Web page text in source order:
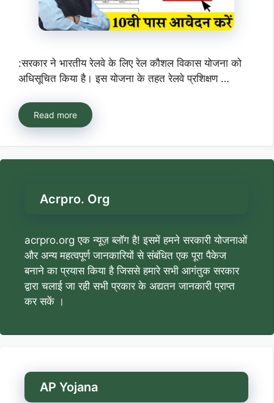
:सरकार ने भारतीय रेलवे के लिए रेल कौशल विकास योजना को
अधिसूचित किया है। इस योजना के तहत रेलवे प्रशिक्षण …
Read more
Acrpro. Org
acrpro.org एक न्यूज़ ब्लॉग है! इसमें हमने सरकारी योजनाओं
और अन्य महत्वपूर्ण जानकारियों से संबंधित एक पूरा पैकेज
बनाने का प्रयास किया है जिससे हमारे सभी आगंतुक सरकार
द्वारा चलाई जा रही सभी प्रकार के अद्यतन जानकारी प्राप्त
कर सकें ।
AP Yojana